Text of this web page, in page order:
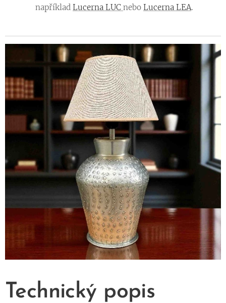
například Lucerna LUC nebo Lucerna LEA.
Technický popis